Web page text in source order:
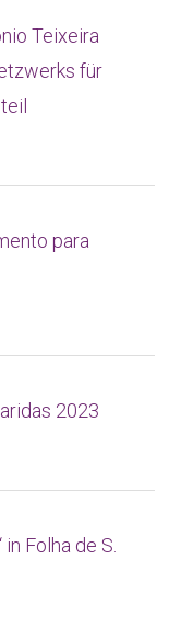
Teixeira
für
para
2023
Folha de S.